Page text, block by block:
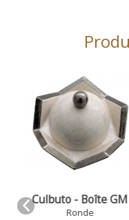
Culbuto - Boîte GM
Ronde